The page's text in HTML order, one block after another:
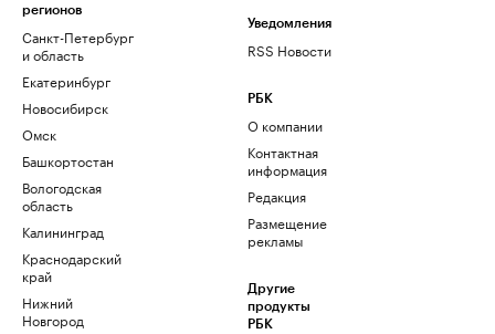
регионов
Санкт-Петербург
и область
Екатеринбург
Новосибирск
Омск
Башкортостан
Вологодская
область
Калининград
Краснодарский
край
Нижний
Новгород
Уведомления
RSS Новости
РБК
О компании
Контактная
информация
Редакция
Размещение
рекламы
Другие
продукты
РБК